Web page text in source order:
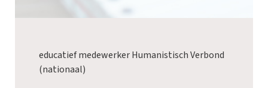
educatief medewerker Humanistisch Verbond
(nationaal)